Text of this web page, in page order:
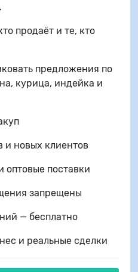
продаёт и те, кто
предложения по
курица, индейка и
и новых клиентов
оптовые поставки
запрещены
— бесплатно
и реальные сделки